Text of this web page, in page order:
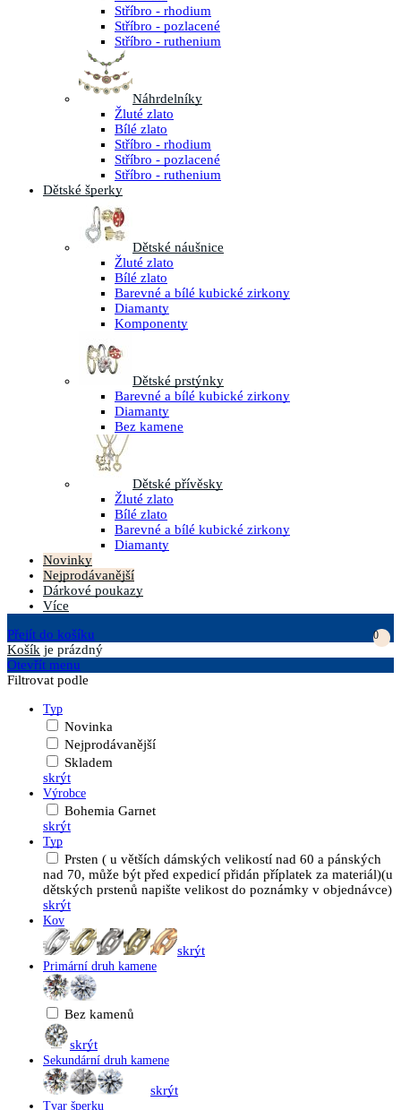
Stříbro - rhodium
Stříbro - pozlacené
Stříbro - ruthenium
Náhrdelníky
Žluté zlato
Bílé zlato
Stříbro - rhodium
Stříbro - pozlacené
Stříbro - ruthenium
Dětské šperky
Dětské náušnice
Žluté zlato
Bílé zlato
Barevné a bílé kubické zirkony
Diamanty
Komponenty
Dětské prstýnky
Barevné a bílé kubické zirkony
Diamanty
Bez kamene
Dětské přívěsky
Žluté zlato
Bílé zlato
Barevné a bílé kubické zirkony
Diamanty
Novinky
Nejprodávanější
Dárkové poukazy
Více
Přejít do košíku
0
Košík je prázdný
Otevřít menu
Filtrovat podle
Typ
Novinka
Nejprodávanější
Skladem
skrýt
Výrobce
Bohemia Garnet
skrýt
Typ
Prsten ( u větších dámských velikostí nad 60 a pánských
nad 70, může být před expedicí přidán příplatek za materiál)(u
dětských prstenů napište velikost do poznámky v objednávce)
skrýt
Kov
skrýt
Primární druh kamene
Bez kamenů
skrýt
Sekundární druh kamene
skrýt
Tvar šperku